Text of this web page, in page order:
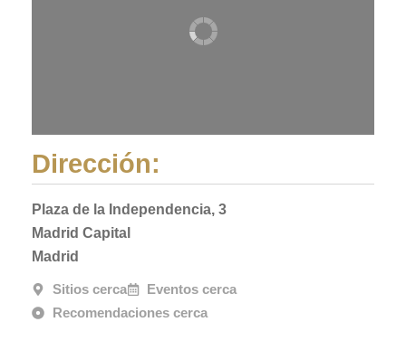
Dirección:
Plaza de la Independencia, 3
Madrid Capital
Madrid
Sitios cerca
Eventos cerca
Recomendaciones cerca